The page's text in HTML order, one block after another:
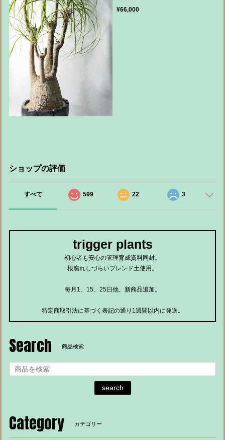
¥66,000
ショップの評価
すべて 599 22 3
trigger plants
初心者も安心の管理育成資料同封。
根腐れしづらいブレンド土使用。
毎月1、15、25日他、新商品追加。
特定商取引法に基づく表記の通り1週間以内に発送。
Search 商品検索
search
Category カテゴリー